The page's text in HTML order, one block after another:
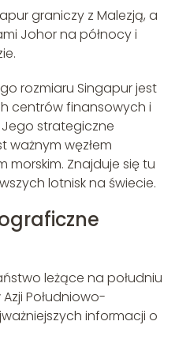
graniczy z Malezją, a
Johor na północy i
rozmiaru Singapur jest
centrów finansowych i
strategiczne
ważnym węzłem
morskim. Znajduje się tu
lotnisk na świecie.
leżące na południu
Południowo-
informacji o